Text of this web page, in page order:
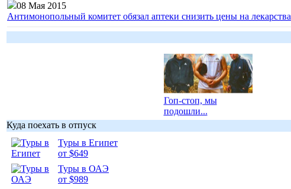
08 Мая 2015
Антимонопольный комитет обязал аптеки снизить цены на лекарства
Гоп-стоп, мы
подошли...
Куда поехать в отпуск
Туры в Египет
от $649
Туры в ОАЭ
от $989